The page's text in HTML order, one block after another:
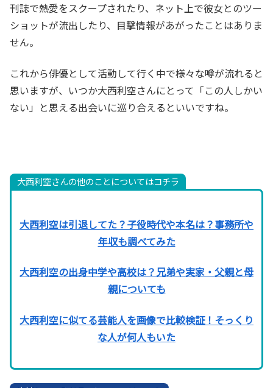
刊誌で熱愛をスクープされたり、ネット上で彼女とのツー
ショットが流出したり、目撃情報があがったことはありま
せん。
これから俳優として活動して行く中で様々な噂が流れると
思いますが、いつか大西利空さんにとって「この人しかい
ない」と思える出会いに巡り合えるといいですね。
大西利空さんの他のことについてはコチラ
大西利空は引退してた？子役時代や本名は？事務所や
年収も調べてみた
大西利空の出身中学や高校は？兄弟や実家・父親と母
親についても
大西利空に似てる芸能人を画像で比較検証！そっくり
な人が何人もいた